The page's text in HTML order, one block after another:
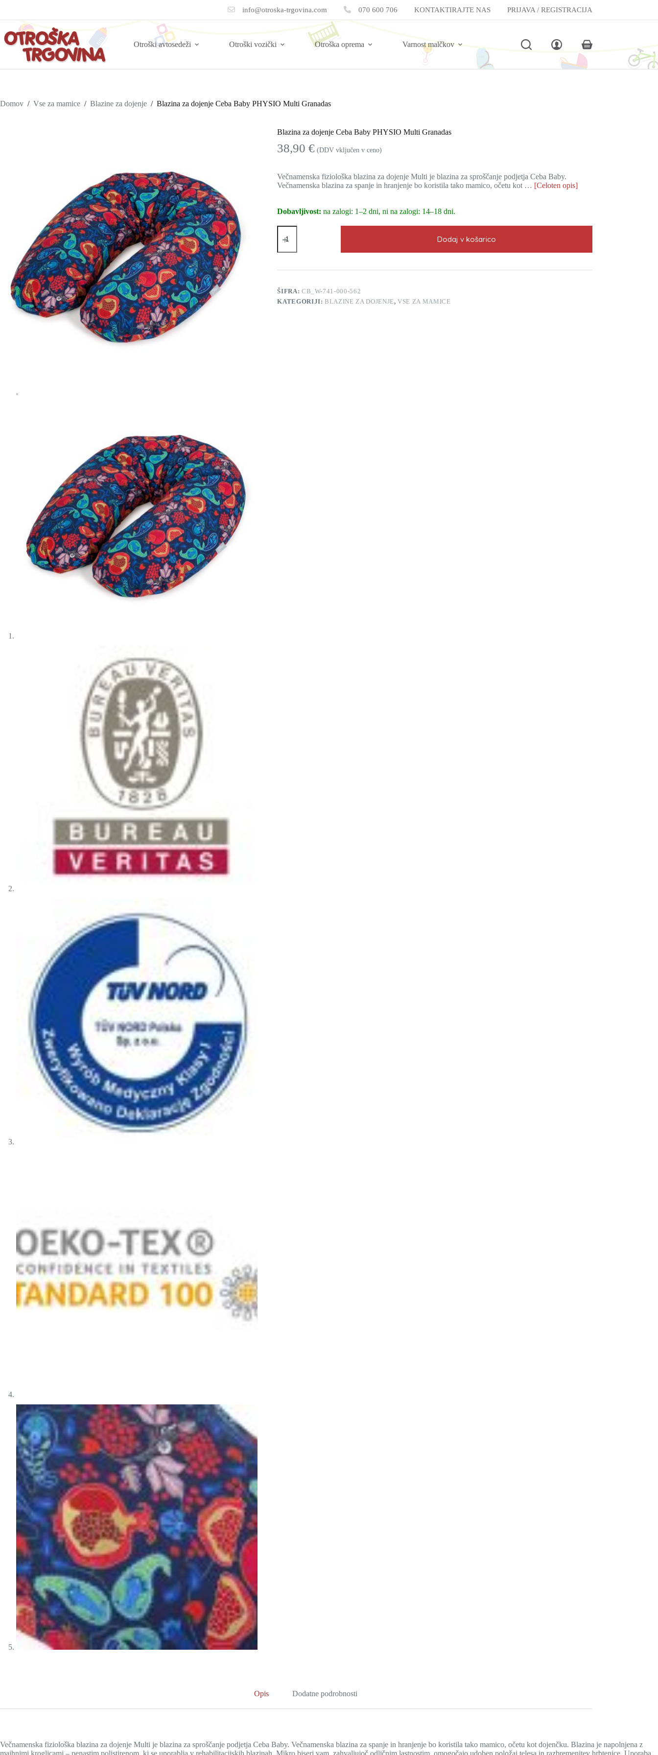
info@otroska-trgovina.com 070 600 706 KONTAKTIRAJTE NAS PRIJAVA / REGISTRACIJA
Otroški avtosedeži Otroški vozički Otroška oprema Varnost malčkov
Shopping
cart
Domov / Vse za mamice / Blazine za dojenje / Blazina za dojenje Ceba Baby PHYSIO Multi Granadas
Blazina za dojenje Ceba Baby PHYSIO Multi Granadas
38,90€ (DDV vključen v ceno)
Večnamenska fiziološka blazina za dojenje Multi je blazina za sproščanje podjetja Ceba Baby.
Večnamenska blazina za spanje in hranjenje bo koristila tako mamico, očetu kot … [Celoten opis]
Dobavljivost: na zalogi: 1–2 dni, ni na zalogi: 14–18 dni.
Blazina
za
Ceba
PHYSIO
Granadas
količina
Dodaj v košarico
ŠIFRA: CB_W-741-000-562
KATEGORIJI:BLAZINE ZA DOJENJE,VSE ZA MAMICE
Opis Dodatne podrobnosti
Večnamenska fiziološka blazina za dojenje Multi je blazina za sproščanje podjetja Ceba Baby. Večnamenska blazina za spanje in hranjenje bo koristila tako mamico, očetu kot dojenčku. Blazina je napolnjena z
majhnimi kroglicami – penastim polistirenom, ki se uporablja v rehabilitacijskih blazinah. Mikro biseri vam, zahvaljujoč odličnim lastnostim, omogočajo udoben položaj telesa in razbremenitev hrbtenice. Uporaba